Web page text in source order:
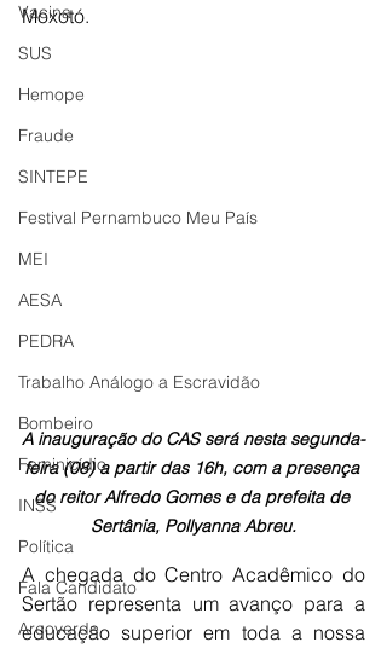
Vacina
SUS
Hemope
Fraude
SINTEPE
Festival Pernambuco Meu País
MEI
AESA
PEDRA
Trabalho Análogo a Escravidão
Bombeiro
Feminicídio
INSS
Política
Fala Candidato
Arcoverde
Moxotó.
A inauguração do CAS será nesta segunda-
feira (08) a partir das 16h, com a presença
do reitor Alfredo Gomes e da prefeita de
Sertânia, Pollyanna Abreu.
A chegada do Centro Acadêmico do
Sertão representa um avanço para a
educação superior em toda a nossa